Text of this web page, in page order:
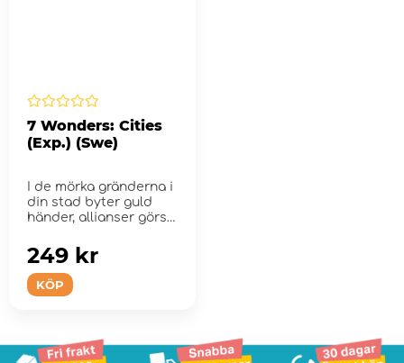
7 Wonders: Cities
(Exp.) (Swe)
I de mörka gränderna i
din stad byter guld
händer, allianser görs
KÖP
249 kr